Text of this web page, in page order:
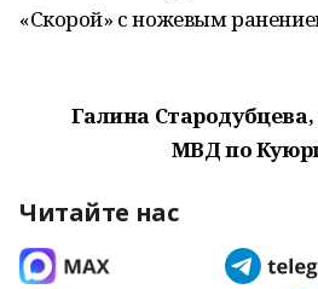
«Скорой» с ножевым
Галина
МВД по
Читайте нас